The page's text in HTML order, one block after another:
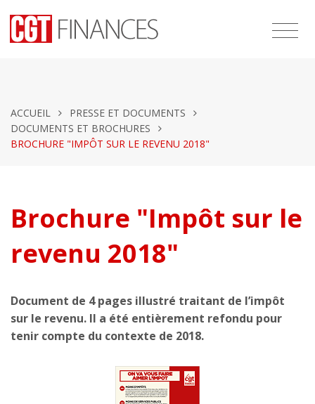
ACCUEIL
PRESSE ET DOCUMENTS
DOCUMENTS ET BROCHURES
BROCHURE "IMPÔT SUR LE REVENU 2018"
Brochure "Impôt sur le
revenu 2018"
Document de 4 pages illustré traitant de l’impôt
sur le revenu. Il a été entièrement refondu pour
tenir compte du contexte de 2018.